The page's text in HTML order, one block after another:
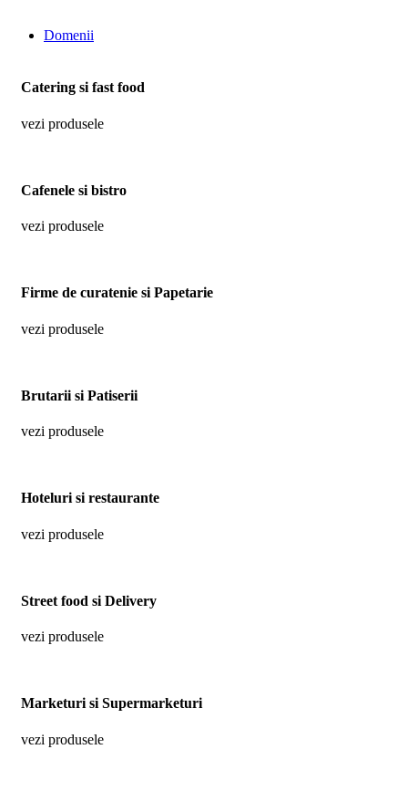
Domenii
Catering si fast food
vezi produsele
Cafenele si bistro
vezi produsele
Firme de curatenie si Papetarie
vezi produsele
Brutarii si Patiserii
vezi produsele
Hoteluri si restaurante
vezi produsele
Street food si Delivery
vezi produsele
Marketuri si Supermarketuri
vezi produsele